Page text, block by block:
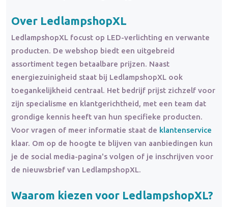
Over LedlampshopXL
LedlampshopXL focust op LED-verlichting en verwante
producten. De webshop biedt een uitgebreid
assortiment tegen betaalbare prijzen. Naast
energiezuinigheid staat bij LedlampshopXL ook
toegankelijkheid centraal. Het bedrijf prijst zichzelf voor
zijn specialisme en klantgerichtheid, met een team dat
grondige kennis heeft van hun specifieke producten.
Voor vragen of meer informatie staat de klantenservice
klaar. Om op de hoogte te blijven van aanbiedingen kun
je de social media-pagina's volgen of je inschrijven voor
de nieuwsbrief van LedlampshopXL.
Waarom kiezen voor LedlampshopXL?